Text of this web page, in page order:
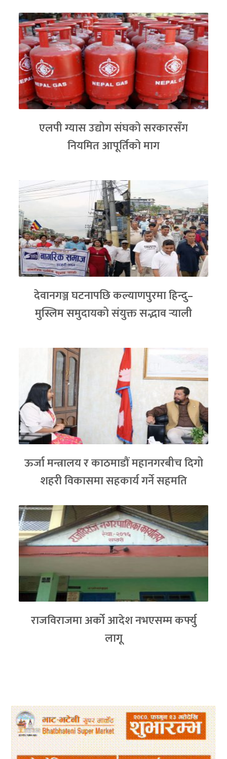
एलपी ग्यास उद्योग संघको सरकारसँग
नियमित आपूर्तिको माग
देवानगञ्ज घटनापछि कल्याणपुरमा हिन्दु–
मुस्लिम समुदायको संयुक्त सद्भाव र्‍याली
ऊर्जा मन्त्रालय र काठमाडौं महानगरबीच दिगो
शहरी विकासमा सहकार्य गर्ने सहमति
राजविराजमा अर्को आदेश नभएसम्म कर्फ्यु
लागू